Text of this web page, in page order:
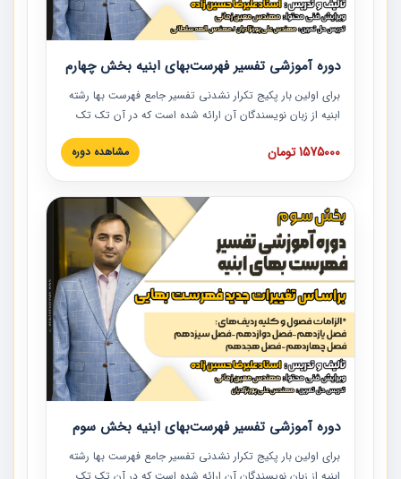
دوره آموزشی تفسیر فهرست‌بهای ابنیه بخش چهارم
برای اولین بار پکیج تکرار نشدنی تفسیر جامع فهرست بها رشته
ابنیه از زبان نویسندگان آن ارائه شده است که در آن تک تک
ردیف ها و مطالب فهرست بها تفسیر و ارائه شده است. این
دوره به صورت کامل تصویری بوده و به همراه تصاویر عملیات
دوره با کلام مهندس علیرضاحسین‌زاده مدیر پروژه مهندسی
مشاور در امر بازنگری فهرست بها رشته ابنیه ارائه شده و به تمام
همکارانی که در حوزه صنعت ساخت در حال فعالیت هستند حتما
توصیه می کنیم از مطالب این دوره استفاده نمایند.
1575000 تومان مشاهده دوره
دوره آموزشی تفسیر فهرست‌بهای ابنیه بخش سوم
برای اولین بار پکیج تکرار نشدنی تفسیر جامع فهرست بها رشته